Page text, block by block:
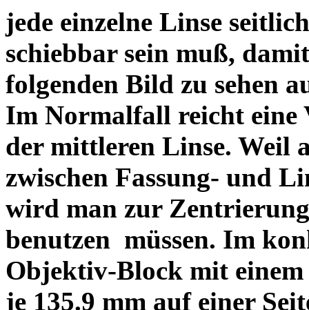
jede einzelne Linse
schiebbar sein muß,
folgenden Bild zu sehen
Im Normalfall reicht eine
der mittleren Linse. Weil
zwischen Fassung- und
wird man zur
benutzen müssen. Im
Objektiv-Block mit einem
je 135.9 mm auf einer